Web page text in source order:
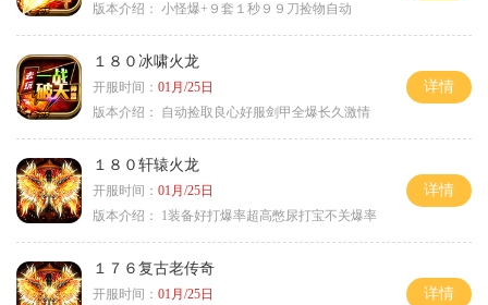
版本介绍： 小怪爆+９套１秒９９刀捡物自动
１８０冰啸火龙
开服时间： 01月/25日
版本介绍：
自动捡取良心好服剑甲全爆长久激情
详情
１８０轩辕火龙
开服时间： 01月/25日
版本介绍：
1装备好打爆率超高憋尿打宝不关爆率
详情
１７６复古老传奇
开服时间： 01月/25日
详情